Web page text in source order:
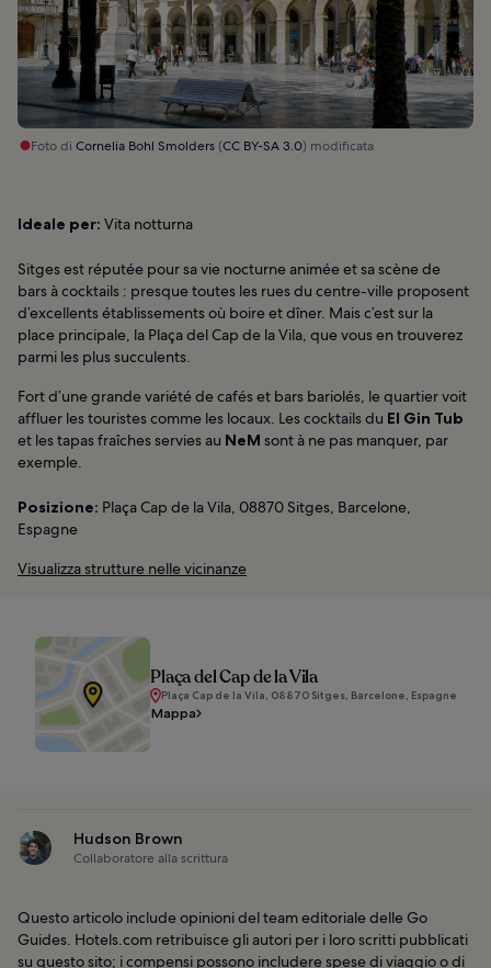
Foto di Cornelia Bohl Smolders(CC BY-SA 3.0) modificata
Ideale per: Vita notturna
Sitges est réputée pour sa vie nocturne animée et sa scène de
bars à cocktails : presque toutes les rues du centre-ville proposent
d’excellents établissements où boire et dîner. Mais c’est sur la
place principale, la Plaça del Cap de la Vila, que vous en trouverez
parmi les plus succulents.
Fort d’une grande variété de cafés et bars bariolés, le quartier voit
affluer les touristes comme les locaux. Les cocktails du El Gin Tub
et les tapas fraîches servies au NeM sont à ne pas manquer, par
exemple.
Posizione: Plaça Cap de la Vila, 08870 Sitges, Barcelone,
Espagne
Visualizza strutture nelle vicinanze
Plaça del Cap de la Vila
Plaça Cap de la Vila, 08870 Sitges, Barcelone, Espagne
Mappa
Hudson Brown
Collaboratore alla scrittura
Questo articolo include opinioni del team editoriale delle Go
Guides. Hotels.com retribuisce gli autori per i loro scritti pubblicati
su questo sito; i compensi possono includere spese di viaggio o di